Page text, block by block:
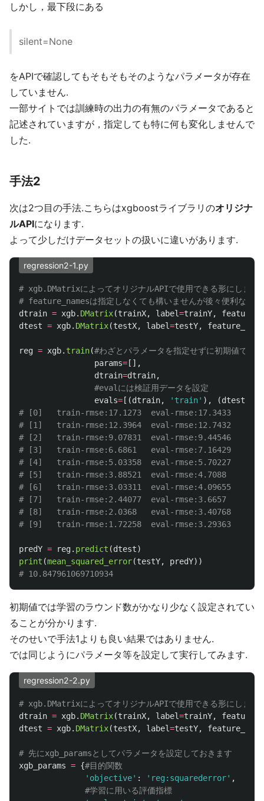
しかし，最下段にある
silent=None
をAPIで確認してもそもそもそのようなパラメータが存在
していません.
一部サイトでは訓練時の出力の有無のパラメータであると
記述されていますが，指定しても特に何も変化しませんで
した.
手法2
次は2つ目の手法.こちらはxgboostライブラリのオリジナ
ルAPIになります.
よって少しだけデータセットの扱いに違いがあります.
regression2-1.py
# xgb.DMatrixによってオリジナルAPIで使用できる形にします
dtrain = xgb. DMatrix(trainX, label=trainY,
dtest = xgb. DMatrix(testX, label=testY,
reg = xgb. train(
params= [],
dtrain=dtrain,
evals= [(dtrain, ' train' ), (dtest
# [0]	train-rmse:17.1273	eval-rmse:17.3433
# [1]	train-rmse:12.3964	eval-rmse:12.7432
# [2]	train-rmse:9.07831	eval-rmse:9.44546
# [3]	train-rmse:6.6861	eval-rmse:7.16429
# [4]	train-rmse:5.03358	eval-rmse:5.70227
# [5]	train-rmse:3.88521	eval-rmse:4.7088
# [6]	train-rmse:3.03311	eval-rmse:4.09655
# [7]	train-rmse:2.44077	eval-rmse:3.6657
# [8]	train-rmse:2.0368	eval-rmse:3.40768
predY = reg. predict (dtest)
print (mean_squared_error(testY, predY))
初期値では学習のラウンド数がかなり少なく設定されてい
ることが分かります.
そのせいで手法1よりも良い結果ではありません.
では同じようにパラメータ等を設定して実行してみます.
regression2-2.py
dtrain = xgb. DMatrix(trainX, label=trainY,
dtest = xgb. DMatrix(testX, label=testY,
xgb_params = {
' objective' : ' reg:squarederror' ,